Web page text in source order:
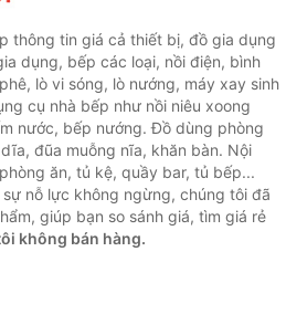
thông tin giá cả thiết bị, đồ gia dụng
dụng, bếp các loại, nồi điện, bình
lò vi sóng, lò nướng, máy xay sinh
cụ nhà bếp như nồi niêu xoong
nước, bếp nướng. Đồ dùng phòng
đũa muỗng nĩa, khăn bàn. Nội
ăn, tủ kệ, quầy bar, tủ bếp...
nỗ lực không ngừng, chúng tôi đã
giúp bạn so sánh giá, tìm giá rẻ
không bán hàng.